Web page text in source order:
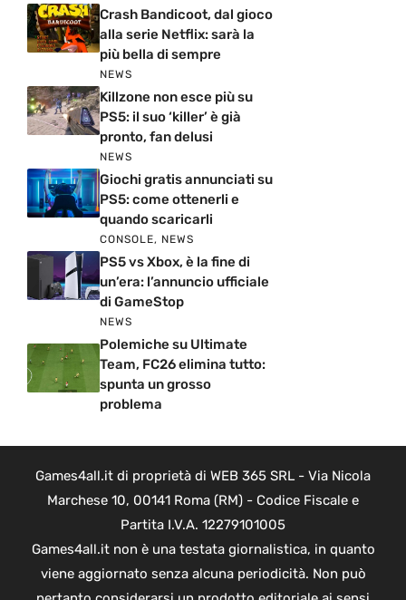
Crash Bandicoot, dal gioco
alla serie Netflix: sarà la
più bella di sempre
NEWS
Killzone non esce più su
PS5: il suo ‘killer’ è già
pronto, fan delusi
NEWS
Giochi gratis annunciati su
PS5: come ottenerli e
quando scaricarli
CONSOLE, NEWS
PS5 vs Xbox, è la fine di
un’era: l’annuncio ufficiale
di GameStop
NEWS
Polemiche su Ultimate
Team, FC26 elimina tutto:
spunta un grosso
problema
Games4all.it di proprietà di WEB 365 SRL - Via Nicola
Marchese 10, 00141 Roma (RM) - Codice Fiscale e
Partita I.V.A. 12279101005
Games4all.it non è una testata giornalistica, in quanto
viene aggiornato senza alcuna periodicità. Non può